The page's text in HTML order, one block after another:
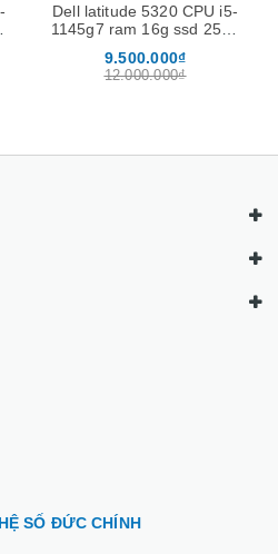
Dell latitude 5320 CPU i5-
1145g7 ram 16g ssd 256g
9.500.000₫
12.000.000₫
SỐ ĐỨC CHÍNH